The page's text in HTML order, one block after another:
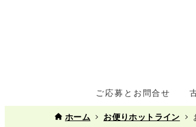
ご応募とお問合せ
ホーム お便りホットライン